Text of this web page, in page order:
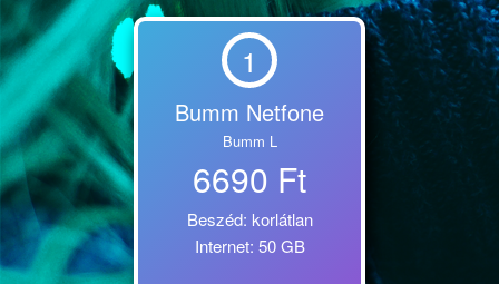
1
Bumm Netfone
Bumm L
6690 Ft
Beszéd: korlátlan
Internet: 50 GB